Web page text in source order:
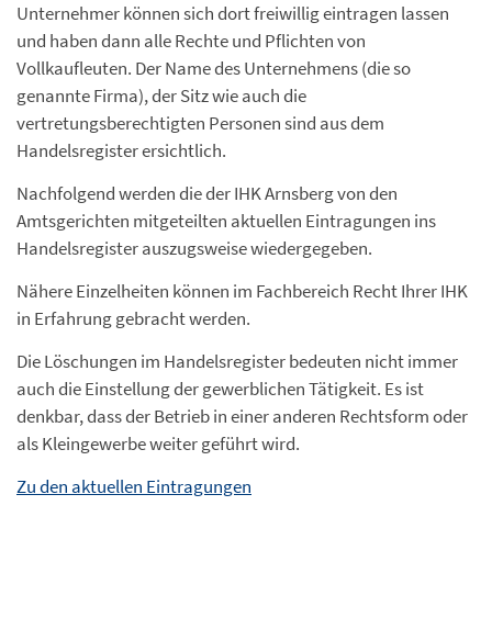
Unternehmer können sich dort freiwillig eintragen lassen
und haben dann alle Rechte und Pflichten von
Vollkaufleuten. Der Name des Unternehmens (die so
genannte Firma), der Sitz wie auch die
vertretungsberechtigten Personen sind aus dem
Handelsregister ersichtlich.
Nachfolgend werden die der IHK Arnsberg von den
Amtsgerichten mitgeteilten aktuellen Eintragungen ins
Handelsregister auszugsweise wiedergegeben.
Nähere Einzelheiten können im Fachbereich Recht Ihrer IHK
in Erfahrung gebracht werden.
Die Löschungen im Handelsregister bedeuten nicht immer
auch die Einstellung der gewerblichen Tätigkeit. Es ist
denkbar, dass der Betrieb in einer anderen Rechtsform oder
als Kleingewerbe weiter geführt wird.
Zu den aktuellen Eintragungen